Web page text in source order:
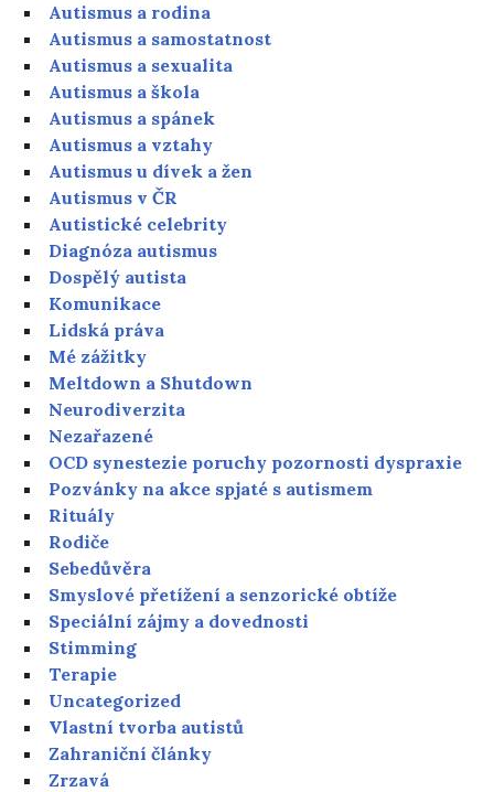
Autismus a rodina
Autismus a samostatnost
Autismus a sexualita
Autismus a škola
Autismus a spánek
Autismus a vztahy
Autismus u dívek a žen
Autismus v ČR
Autistické celebrity
Diagnóza autismus
Dospělý autista
Komunikace
Lidská práva
Mé zážitky
Meltdown a Shutdown
Neurodiverzita
Nezařazené
OCD synestezie poruchy pozornosti dyspraxie
Pozvánky na akce spjaté s autismem
Rituály
Rodiče
Sebedůvěra
Smyslové přetížení a senzorické obtíže
Speciální zájmy a dovednosti
Stimming
Terapie
Uncategorized
Vlastní tvorba autistů
Zahraniční články
Zrzavá